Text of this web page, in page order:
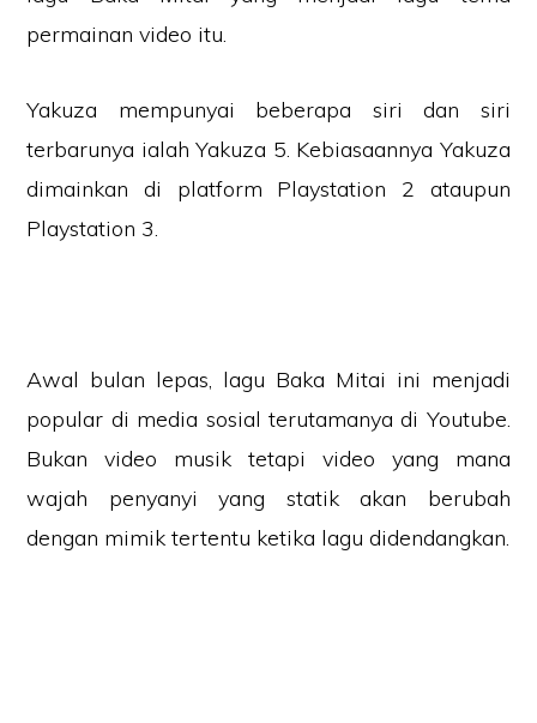
permainan video itu.
Yakuza mempunyai beberapa siri dan siri
terbarunya ialah Yakuza 5. Kebiasaannya Yakuza
dimainkan di platform Playstation 2 ataupun
Playstation 3.
Awal bulan lepas, lagu Baka Mitai ini menjadi
popular di media sosial terutamanya di Youtube.
Bukan video musik tetapi video yang mana
wajah penyanyi yang statik akan berubah
dengan mimik tertentu ketika lagu didendangkan.